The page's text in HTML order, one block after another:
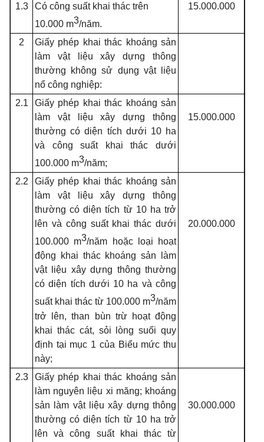
1.3
Có công suất khai thác trên
10.000 m3/năm.
15.000.000
2
Giấy phép khai thác khoáng sản
làm vật liệu xây dựng thông
thường không sử dụng vật liệu
nổ công nghiệp:
2.1
Giấy phép khai thác khoáng sản
làm vật liệu xây dựng thông
thường có diện tích dưới 10 ha
và công suất khai thác dưới
100.000 m3/năm;
15.000.000
2.2
Giấy phép khai thác khoáng sản
làm vật liệu xây dựng thông
thường có diện tích từ 10 ha trở
lên và công suất khai thác dưới
100.000 m3/năm hoặc loại hoạt
động khai thác khoáng sản làm
vật liệu xây dựng thông thường
có diện tích dưới 10 ha và công
suất khai thác từ 100.000 m3/năm
trở lên, than bùn trừ hoạt động
khai thác cát, sỏi lòng suối quy
định tại mục 1 của Biểu mức thu
này;
20.000.000
2.3
Giấy phép khai thác khoáng sản
làm nguyên liệu xi măng; khoáng
sản làm vật liệu xây dựng thông
thường có diện tích từ 10 ha trở
lên và công suất khai thác từ
30.000.000